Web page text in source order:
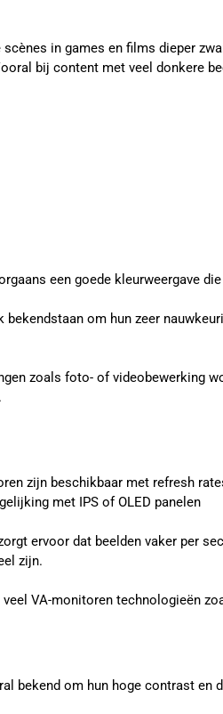
in games en films dieper
bij content met veel donkere
een goede kleurweergave
bekendstaan om hun zeer
zoals foto- of videobewerking
zijn beschikbaar met refresh
met IPS of OLED panelen
ervoor dat beelden vaker per
zijn.
VA-monitoren technologieën
bekend om hun hoge contrast en